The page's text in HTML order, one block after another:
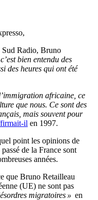
Sud Radio, Bruno
bien entendu des
des heures qui ont été
africaine, ce
que nous. Ce sont des
mais souvent pour
il en 1997.
point les opinions de
de la France sont
années.
que Bruno Retailleau
(UE) ne sont pas
migratoires » en